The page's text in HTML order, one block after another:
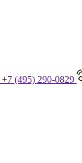
+7 (495) 290-0829